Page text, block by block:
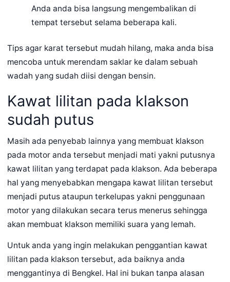
Anda anda bisa langsung mengembalikan di
tempat tersebut selama beberapa kali.
Tips agar karat tersebut mudah hilang, maka anda bisa
mencoba untuk merendam saklar ke dalam sebuah
wadah yang sudah diisi dengan bensin.
Kawat lilitan pada klakson
sudah putus
Masih ada penyebab lainnya yang membuat klakson
pada motor anda tersebut menjadi mati yakni putusnya
kawat lilitan yang terdapat pada klakson. Ada beberapa
hal yang menyebabkan mengapa kawat lilitan tersebut
menjadi putus ataupun terkelupas yakni penggunaan
motor yang dilakukan secara terus menerus sehingga
akan membuat klakson memiliki suara yang lemah.
Untuk anda yang ingin melakukan penggantian kawat
lilitan pada klakson tersebut, ada baiknya anda
menggantinya di Bengkel. Hal ini bukan tanpa alasan